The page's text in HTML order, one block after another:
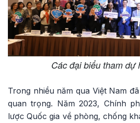
Các đại biểu tham dự
Trong nhiều năm qua Việt Nam
quan trọng. Năm 2023, Chính
lược Quốc gia về phòng, chống